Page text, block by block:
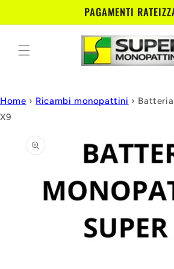
ai contenuti
PAGAMENTI
Home › Ricambi monopattini ›
X9
sul prodotto